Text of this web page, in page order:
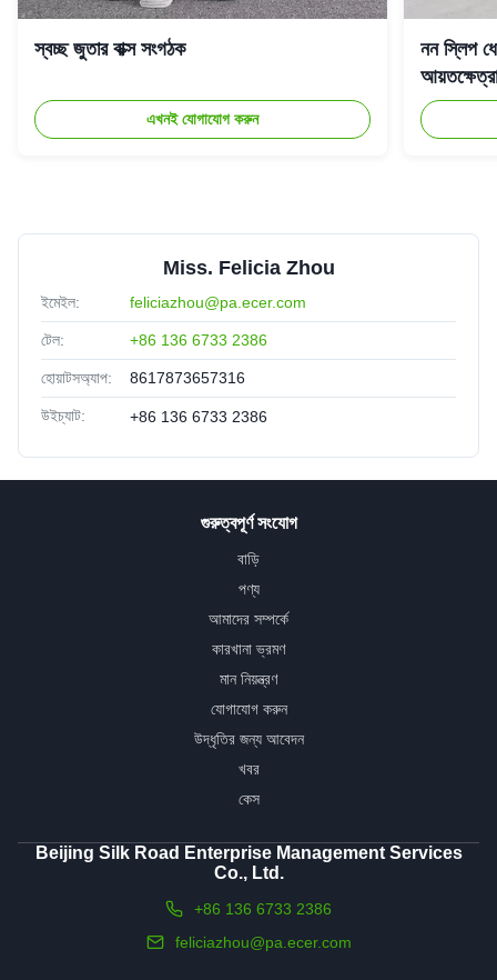
স্বচ্ছ জুতার বাক্স সংগঠক
এখনই যোগাযোগ করুন
নন স্লিপ
Miss. Felicia Zhou
ইমেইল: feliciazhou@pa.ecer.com
টেল: +86 136 6733 2386
হোয়াটসঅ্যাপ: 8617873657316
উইচ্যাট: +86 136 6733 2386
গুরুত্বপূর্ণ সংযোগ
বাড়ি
পণ্য
আমাদের সম্পর্কে
কারখানা ভ্রমণ
মান নিয়ন্ত্রণ
যোগাযোগ করুন
উদ্ধৃতির জন্য আবেদন
খবর
কেস
Beijing Silk Road Enterprise Management Services
Co., Ltd.
+86 136 6733 2386
feliciazhou@pa.ecer.com